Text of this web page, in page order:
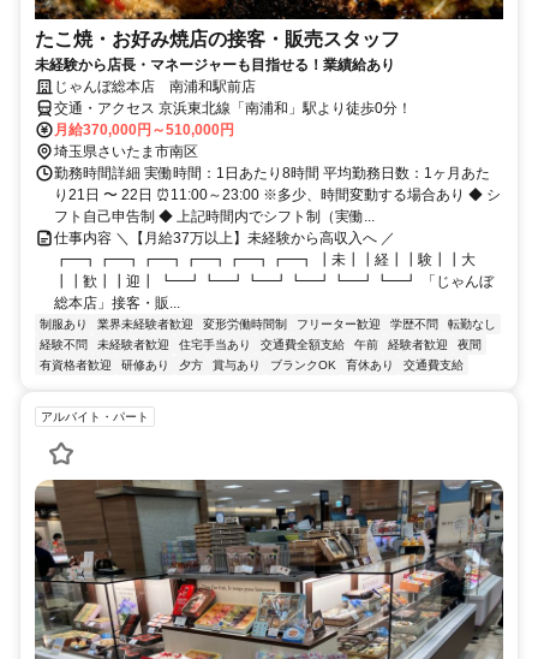
たこ焼・お好み焼店の接客・販売スタッフ
未経験から店長・マネージャーも目指せる！業績給あり
じゃんぼ総本店 南浦和駅前店
交通・アクセス 京浜東北線「南浦和」駅より徒歩0分！
月給370,000円～510,000円
埼玉県さいたま市南区
勤務時間詳細 実働時間：1日あたり8時間 平均勤務日数：1ヶ月あた
り21日 〜 22日 ⏰11:00～23:00 ※多少、時間変動する場合あり ◆ シ
フト自己申告制 ◆ 上記時間内でシフト制（実働...
仕事内容 ＼【月給37万以上】未経験から高収入へ ／
┏━┓┏━┓┏━┓┏━┓┏━┓┏━┓ ┃未┃┃経┃┃験┃┃大
┃┃歓┃┃迎┃ ┗━┛┗━┛┗━┛┗━┛┗━┛┗━┛ 「じゃんぼ
総本店」接客・販...
制服あり 業界未経験者歓迎 変形労働時間制 フリーター歓迎 学歴不問
転勤なし
経験不問
未経験者歓迎 住宅手当あり 交通費全額支給 午前 経験者歓迎
夜間
有資格者歓迎
研修あり 夕方 賞与あり ブランクOK 育休あり 交通費支給
アルバイト・パート